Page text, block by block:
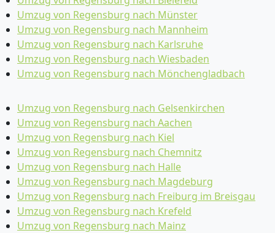
Umzug von Regensburg nach Münster
Umzug von Regensburg nach Mannheim
Umzug von Regensburg nach Karlsruhe
Umzug von Regensburg nach Wiesbaden
Umzug von Regensburg nach Mönchen­gladbach
Umzug von Regensburg nach Gelsenkirchen
Umzug von Regensburg nach Aachen
Umzug von Regensburg nach Kiel
Umzug von Regensburg nach Chemnitz
Umzug von Regensburg nach Halle
Umzug von Regensburg nach Magdeburg
Umzug von Regensburg nach Freiburg im Breisgau
Umzug von Regensburg nach Krefeld
Umzug von Regensburg nach Mainz